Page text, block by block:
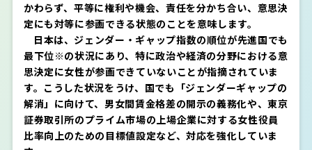
かわらず、平等に権利や機会、責任を分かち合い、意思決
定にも対等に参画できる状態のことを意味します。
日本は、ジェンダー・ギャップ指数の順位が先進国でも
最下位※の状況にあり、特に政治や経済の分野における意
思決定に女性が参画できていないことが指摘されていま
す。こうした状況をうけ、国でも「ジェンダーギャップの
解消」に向けて、男女間賃金格差の開示の義務化や、東京
証券取引所のプライム市場の上場企業に対する女性役員
比率向上のための目標値設定など、対応を強化していま